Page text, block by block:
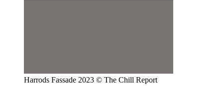
Harrods Fassade 2023 © The Chill Report